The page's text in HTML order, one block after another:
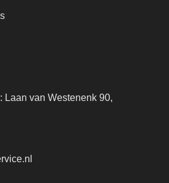
: Laan van Westenenk 90,